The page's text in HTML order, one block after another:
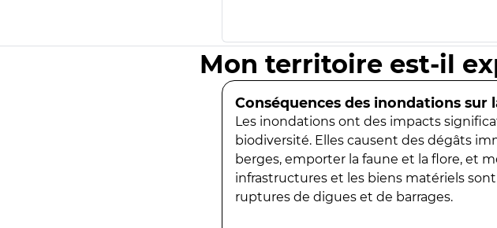
Mon territoire est-il
Conséquences des inondations sur
Les inondations ont des impacts
biodiversité. Elles causent des dégâts
berges, emporter la faune et la flore, et
infrastructures et les biens matériels
ruptures de digues et de barrages.